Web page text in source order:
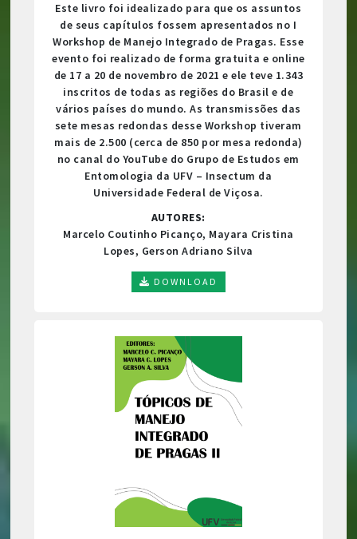
Este livro foi idealizado para que os assuntos
de seus capítulos fossem apresentados no I
Workshop de Manejo Integrado de Pragas. Esse
evento foi realizado de forma gratuita e online
de 17 a 20 de novembro de 2021 e ele teve 1.343
inscritos de todas as regiões do Brasil e de
vários países do mundo. As transmissões das
sete mesas redondas desse Workshop tiveram
mais de 2.500 (cerca de 850 por mesa redonda)
no canal do YouTube do Grupo de Estudos em
Entomologia da UFV – Insectum da
Universidade Federal de Viçosa.
AUTORES:
Marcelo Coutinho Picanço, Mayara Cristina
Lopes, Gerson Adriano Silva
DOWNLOAD